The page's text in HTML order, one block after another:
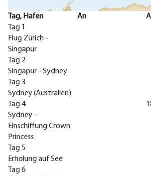
Tag, Hafen An
Tag 1
Flug Zürich -
Singapur
Tag 2
Singapur - Sydney
Tag 3
Sydney (Australien)
Tag 4
Sydney –
Einschiffung Crown
Princess
Tag 5
Erholung auf See
Tag 6